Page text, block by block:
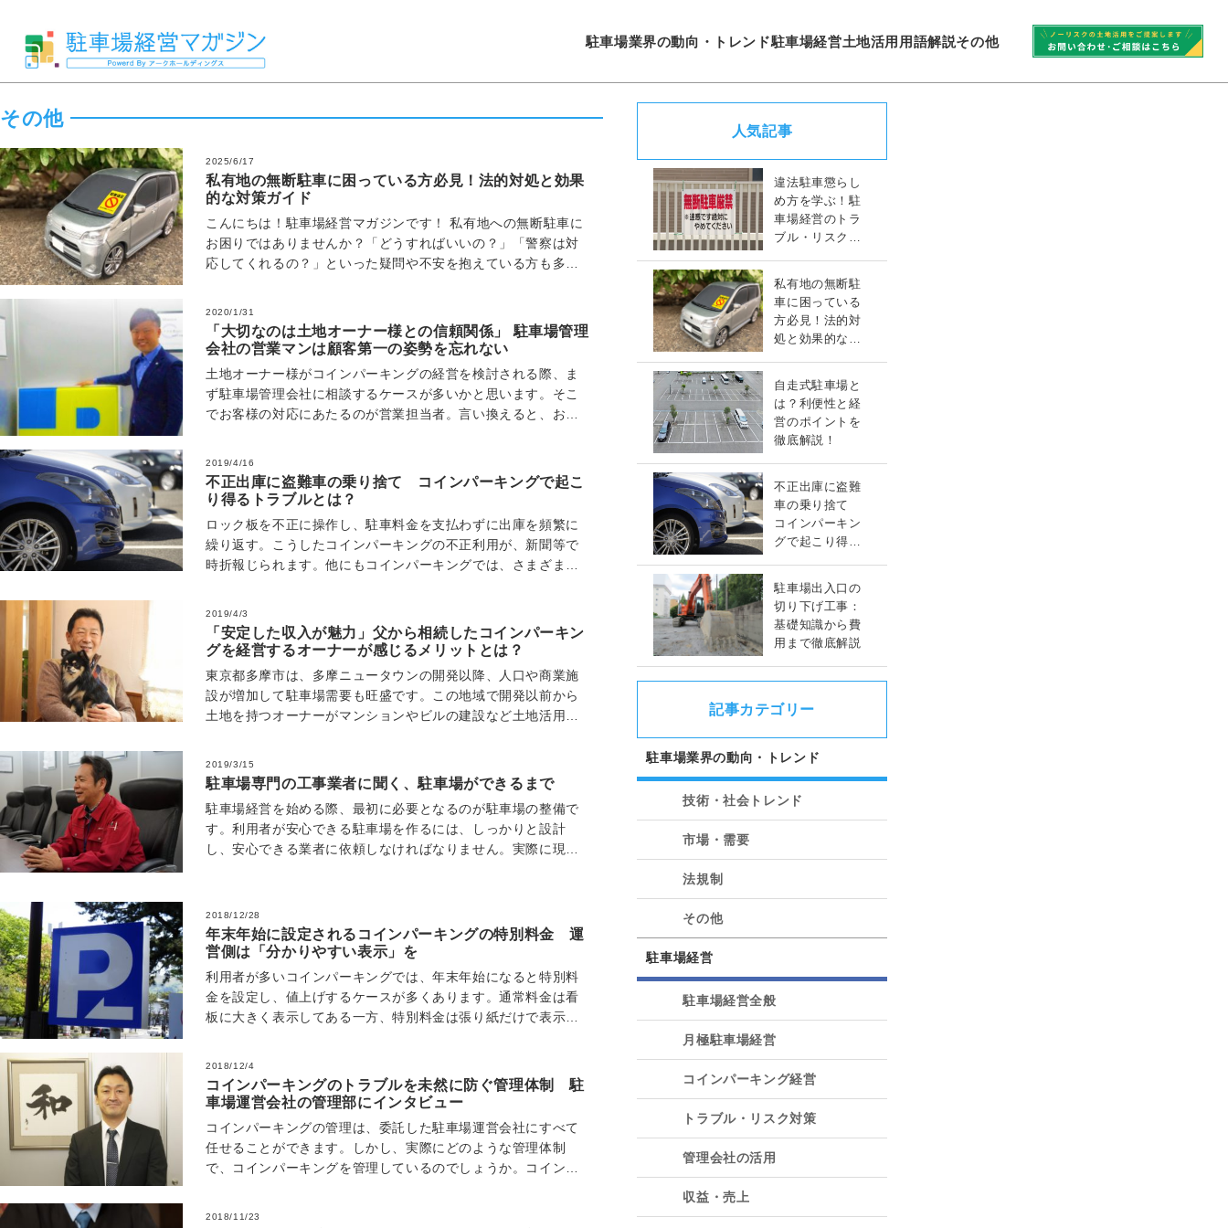
駐車場業界の動向・トレンド駐車場経営土地活用 用語解説その他
その他
2025/6/17
私有地の無断駐車に困っている方必見！法的対処と効果
的な対策ガイド
こんにちは！駐車場経営マガジンです！ 私有地への無断駐車に
お困りではありませんか？「どうすればいいの？」「警察は対
応してくれるの？」といった疑問や不安を抱えている方も多い
2020/1/31
「大切なのは土地オーナー様との信頼関係」 駐車場管理
会社の営業マンは顧客第一の姿勢を忘れない
土地オーナー様がコインパーキングの経営を検討される際、ま
ず駐車場管理会社に相談するケースが多いかと思います。そこ
でお客様の対応にあたるのが営業担当者。言い換えると、お客
2019/4/16
不正出庫に盗難車の乗り捨て コインパーキングで起こ
り得るトラブルとは？
ロック板を不正に操作し、駐車料金を支払わずに出庫を頻繁に
繰り返す。こうしたコインパーキングの不正利用が、新聞等で
時折報じられます。他にもコインパーキングでは、さまざまな
2019/4/3
「安定した収入が魅力」父から相続したコインパーキン
グを経営するオーナーが感じるメリットとは？
東京都多摩市は、多摩ニュータウンの開発以降、人口や商業施
設が増加して駐車場需要も旺盛です。この地域で開発以前から
土地を持つオーナーがマンションやビルの建設など土地活用に
2019/3/15
駐車場専門の工事業者に聞く、駐車場ができるまで
駐車場経営を始める際、最初に必要となるのが駐車場の整備で
す。利用者が安心できる駐車場を作るには、しっかりと設計
し、安心できる業者に依頼しなければなりません。実際に現場
2018/12/28
年末年始に設定されるコインパーキングの特別料金 運
営側は「分かりやすい表示」を
利用者が多いコインパーキングでは、年末年始になると特別料
金を設定し、値上げするケースが多くあります。通常料金は看
板に大きく表示してある一方、特別料金は張り紙だけで表示す
2018/12/4
コインパーキングのトラブルを未然に防ぐ管理体制 駐
車場運営会社の管理部にインタビュー
コインパーキングの管理は、委託した駐車場運営会社にすべて
任せることができます。しかし、実際にどのような管理体制
で、コインパーキングを管理しているのでしょうか。コイン
2018/11/23
人気記事
違法駐車懲らし
め方を学ぶ！駐
車場経営のトラ
ブル・リスク対
私有地の無断駐
車に困っている
方必見！法的対
処と効果的な対
自走式駐車場と
は？利便性と経
営のポイントを
徹底解説！
不正出庫に盗難
車の乗り捨て
コインパーキン
グで起こり得る
駐車場出入口の
切り下げ工事：
基礎知識から費
用まで徹底解説
記事カテゴリー
駐車場業界の動向・トレンド
技術・社会トレンド
市場・需要
法規制
その他
駐車場経営
駐車場経営全般
月極駐車場経営
コインパーキング経営
トラブル・リスク対策
管理会社の活用
収益・売上